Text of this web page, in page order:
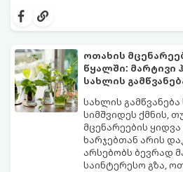
გაჭიმულ და
სიამოვნება
ოთახის
წყალში: მარტივი
სახლის
სახლის
სიმშვიდეს ქმნის,
მცენარეების
ხარჯებთან არის
არსებობს ბევრად
საინტერესო გზა,